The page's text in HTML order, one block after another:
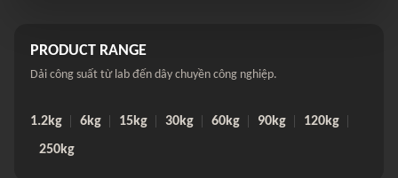
PRODUCT RANGE
Dải công suất từ lab đến dây chuyền công nghiệp.
1.2kg 6kg 15kg 30kg 60kg 90kg
120kg
250kg